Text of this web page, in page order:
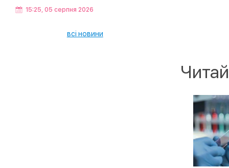
15:25, 05 серпня 2026
всі новини